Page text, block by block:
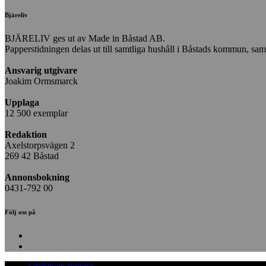
Bjäreliv
BJÄRELIV ges ut av Made in Båstad AB.
Papperstidningen delas ut till samtliga hushåll i Båstads kommun,
Ansvarig utgivare
Joakim Ormsmarck
Upplaga
12 500 exemplar
Redaktion
Axelstorpsvägen 2
269 42 Båstad
Annonsbokning
0431-792 00
Följ oss på